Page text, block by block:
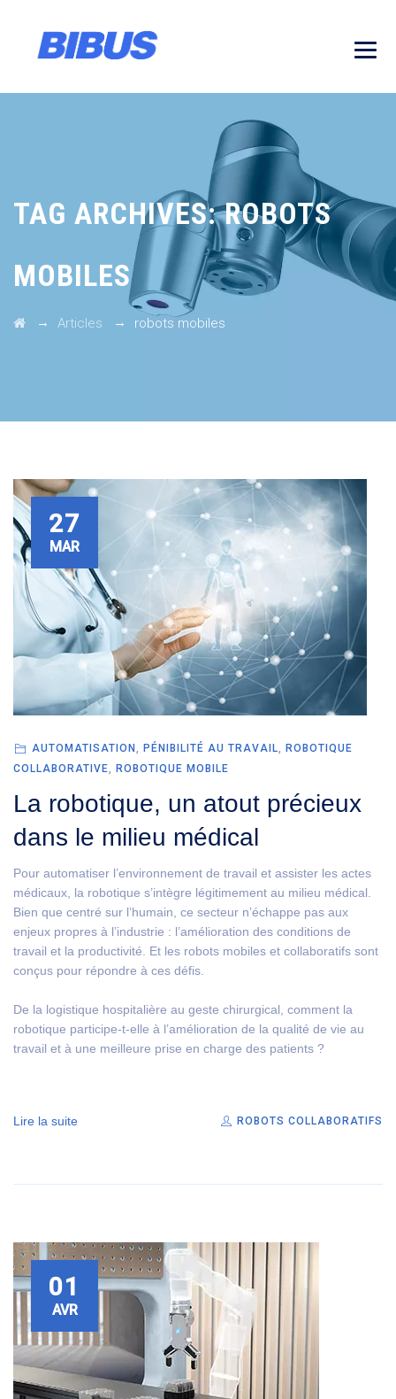
TAG ARCHIVES:ROBOTS
MOBILES
→ Articles → robots mobiles
27
MAR
AUTOMATISATION , PÉNIBILITÉ AU TRAVAIL, ROBOTIQUE
COLLABORATIVE, ROBOTIQUE MOBILE
La robotique, un atout précieux
dans le milieu médical
Pour automatiser l’environnement de travail et assister les actes
médicaux, la robotique s’intègre légitimement au milieu médical.
Bien que centré sur l’humain, ce secteur n’échappe pas aux
enjeux propres à l’industrie : l’amélioration des conditions de
travail et la productivité. Et les robots mobiles et collaboratifs sont
conçus pour répondre à ces défis.
De la logistique hospitalière au geste chirurgical, comment la
robotique participe-t-elle à l’amélioration de la qualité de vie au
travail et à une meilleure prise en charge des patients ?
Lire la suite ROBOTS COLLABORATIFS
01
AVR